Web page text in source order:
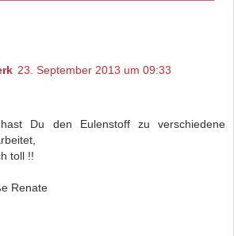
23. September 2013 um 09:33
Du den Eulenstoff zu verschiedene
toll !!
Renate